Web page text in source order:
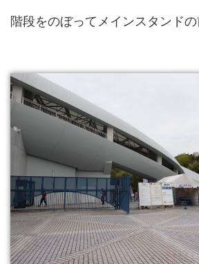
階段をのぼってメインスタンドの